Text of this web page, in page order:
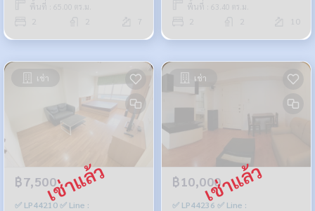
พื้นที่ : 65.00 ตร.ม.
7
พื้นที่ : 63.40 ตร.ม.
10
เช่า
฿7,500
✅ LP44210 ✅ Line :
เช่า
฿10,000
✅ LP44236 ✅ Line :